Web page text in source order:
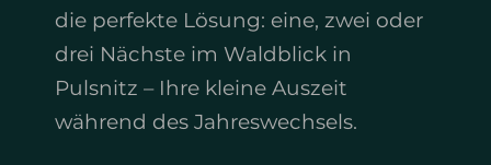
die perfekte Lösung: eine, zwei oder
drei Nächste im Waldblick in
Pulsnitz – Ihre kleine Auszeit
während des Jahreswechsels.